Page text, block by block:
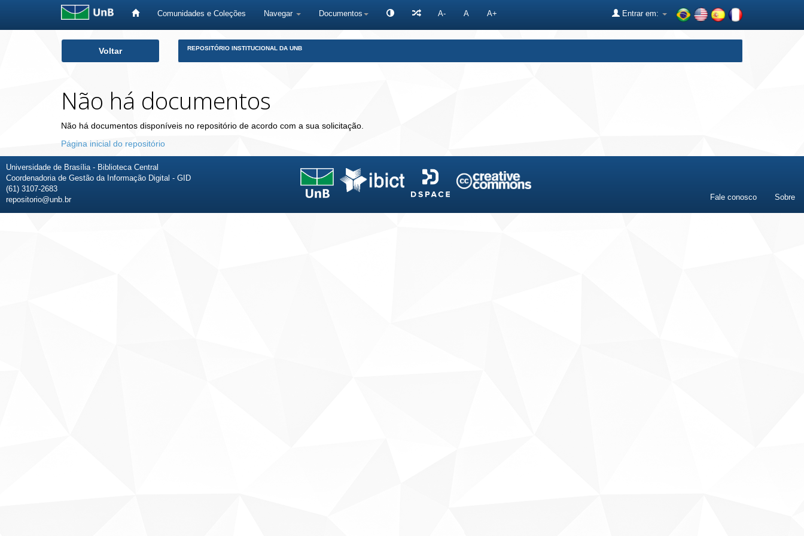
Comunidades e Coleções Navegar Documentos A- A A+ Entrar em:
Voltar REPOSITÓRIO INSTITUCIONAL DA UNB
Não há documentos
Não há documentos disponíveis no repositório de acordo com a sua solicitação.
Página inicial do repositório
Universidade de Brasília - Biblioteca Central
Coordenadoria de Gestão da Informação Digital - GID
(61) 3107-2683
repositorio@unb.br
Fale conosco Sobre